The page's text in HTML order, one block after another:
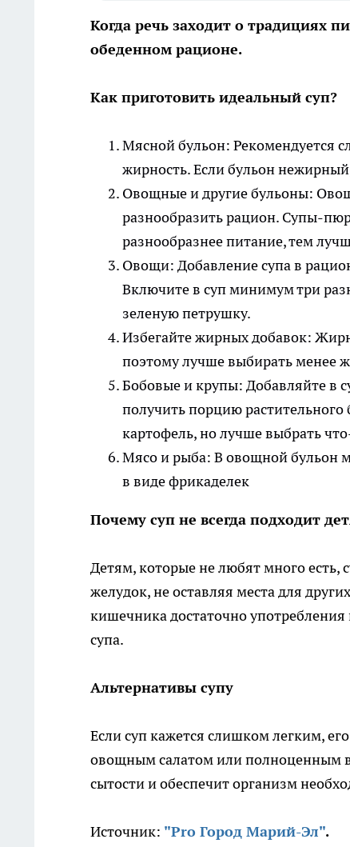
Когда речь заходит о традициях
обеденном рационе.
Как приготовить идеальный суп?
Мясной бульон: Рекомендуется
жирность. Если бульон
Овощные и другие бульоны:
разнообразить рацион. Супы-
разнообразнее питание, тем
Овощи: Добавление супа в
Включите в суп минимум три
зеленую петрушку.
Избегайте жирных добавок:
поэтому лучше выбирать менее
Бобовые и крупы: Добавляйте в
получить порцию
картофель, но лучше выбрать
Мясо и рыба: В овощной бульон
в виде фрикаделек
Почему суп не всегда подходит
Детям, которые не любят много есть,
желудок, не оставляя места для
кишечника достаточно
супа.
Альтернативы супу
Если суп кажется слишком легким,
овощным салатом или полноценным
сытости и обеспечит организм
Источник: "Pro Город Марий-Эл".